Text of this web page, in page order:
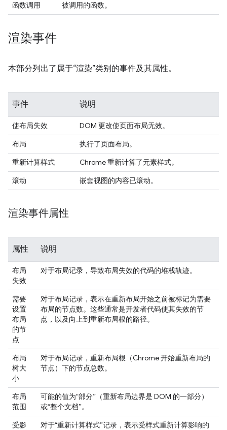
函数调用
被调用的函数。
渲染事件
本部分列出了属于“渲染”类别的事件及其属性。
事件 说明
使布局失效
DOM 更改使页面布局无效。
布局
执行了页面布局。
重新计算样式
Chrome 重新计算了元素样式。
滚动
嵌套视图的内容已滚动。
渲染事件属性
属性 说明
布局
失效
对于布局记录，导致布局失效的代码的堆栈轨迹。
需要
设置
布局
的节
点
对于布局记录，表示在重新布局开始之前被标记为需要
布局的节点数。这些通常是开发者代码使其失效的节
点，以及向上到重新布局根的路径。
布局
树大
小
对于布局记录，重新布局根（Chrome 开始重新布局的
节点）下的节点总数。
布局
范围
可能的值为“部分”（重新布局边界是 DOM 的一部分）
或“整个文档”。
受影
对于“重新计算样式”记录，表示受样式重新计算影响的